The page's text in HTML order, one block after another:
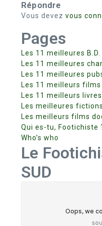
Répondre
Vous devez vous
Pages
Les 11 meilleures
Les 11 meilleures
Les 11 meilleures
Les 11 meilleurs
Les 11 meilleurs
Les meilleures
Les meilleurs films
Qui es-tu, Footichiste
Who’s who
Le
SUD